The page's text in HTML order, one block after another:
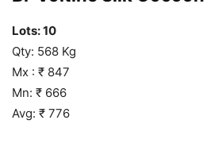
Lots: 10
Qty: 568 Kg
Mx : ₹ 847
Mn: ₹ 666
Avg: ₹ 776